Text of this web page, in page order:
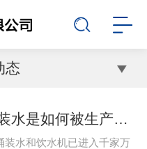
态
纯净桶装水是如何被生产出来的
装水和饮水机已进入千家万